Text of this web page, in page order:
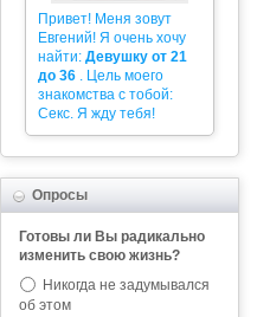
Привет! Меня зовут
Евгений! Я очень хочу
найти: Девушку от 21
до 36 . Цель моего
знакомства с тобой:
Секс. Я жду тебя!
Опросы
Готовы ли Вы радикально
изменить свою жизнь?
Никогда не задумывался
об этом